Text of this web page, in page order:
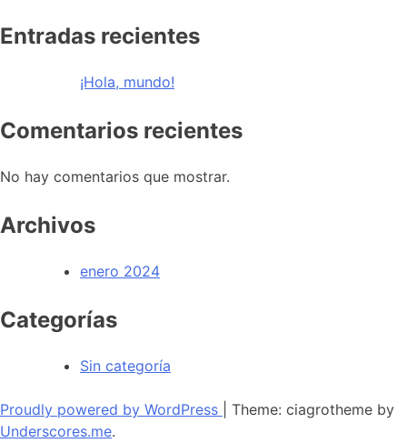
Entradas recientes
¡Hola, mundo!
Comentarios recientes
No hay comentarios que mostrar.
Archivos
enero 2024
Categorías
Sin categoría
Proudly powered by WordPress
Theme: ciagrotheme by
Underscores.me.